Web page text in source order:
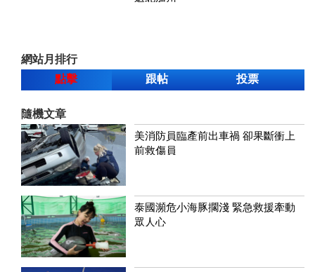
網站月排行
點擊
跟帖 投票
隨機文章
美消防員臨產前出車禍 卻果斷衝上
前救傷員
泰國瀕危小海豚擱淺 緊急救援牽動
眾人心